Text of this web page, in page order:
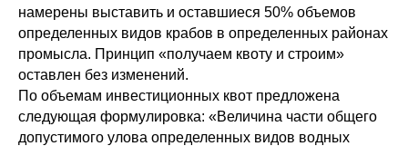
намерены выставить и оставшиеся 50% объемов
определенных видов крабов в определенных районах
промысла. Принцип «получаем квоту и строим»
оставлен без изменений.
По объемам инвестиционных квот предложена
следующая формулировка: «Величина части общего
допустимого улова определенных видов водных